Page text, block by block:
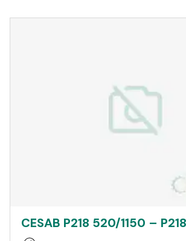
CESAB P218 520/1150 –